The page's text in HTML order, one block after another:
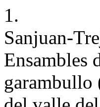
1.
Sanjuan-
Ensambles
garambullo